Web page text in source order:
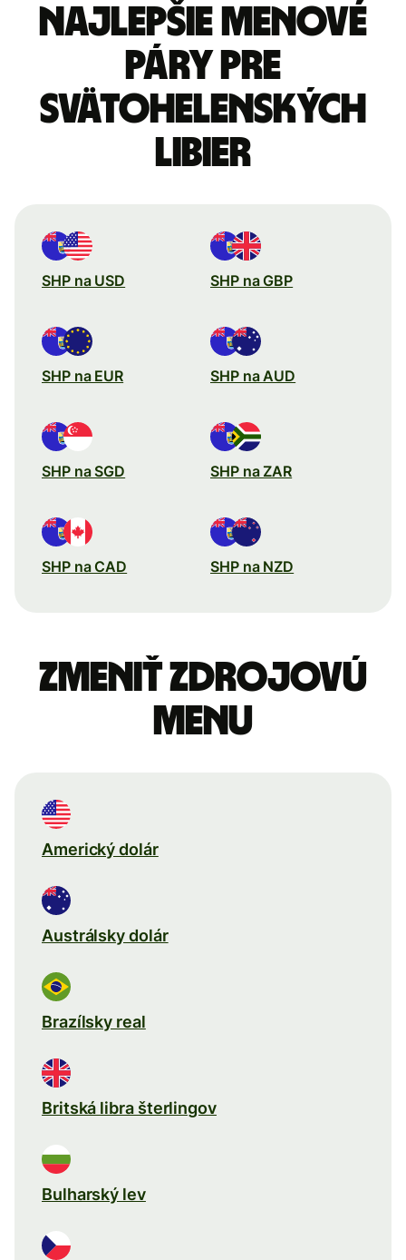
Najlepšie menové
páry pre
Svätohelenských
libier
SHP na USD SHP na GBP
SHP na EUR SHP na AUD
SHP na SGD SHP na ZAR
SHP na CAD SHP na NZD
Zmeniť zdrojovú
menu
Americký dolár
Austrálsky dolár
Brazílsky real
Britská libra šterlingov
Bulharský lev